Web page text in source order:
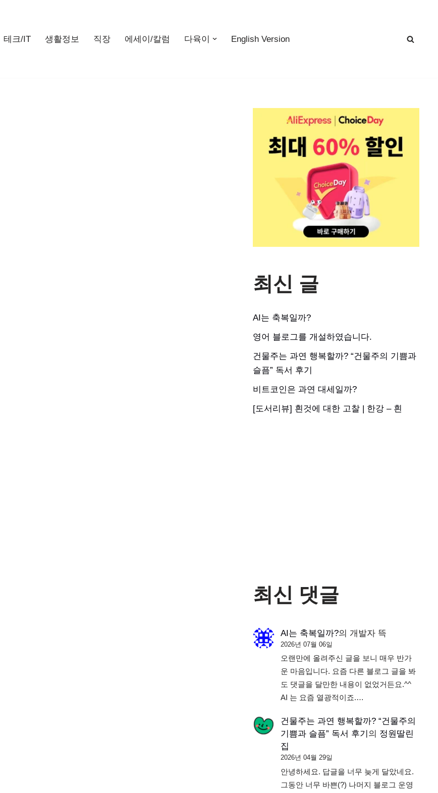
테크/IT 생활정보 직장 에세이/칼럼 다육이 English Version
최신 글
AI는 축복일까?
영어 블로그를 개설하였습니다.
건물주는 과연 행복할까? “건물주의 기쁨과
슬픔” 독서 후기
비트코인은 과연 대세일까?
[도서리뷰] 흰것에 대한 고찰 | 한강 – 흰
최신 댓글
AI는 축복일까?의 개발자 뜩
2026년 07월 06일
오랜만에 올려주신 글을 보니 매우 반가
운 마음입니다. 요즘 다른 블로그 글을 봐
도 댓글을 달만한 내용이 없었거든요.^^
AI 는 요즘 열광적이죠.…
건물주는 과연 행복할까? “건물주의
기쁨과 슬픔” 독서 후기 의 정원딸린
집
2026년 04월 29일
안녕하세요. 답글을 너무 늦게 달았네요.
그동안 너무 바쁜(?) 나머지 블로그 운영